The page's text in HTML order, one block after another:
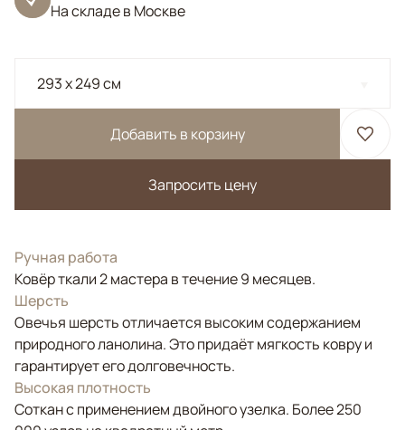
На складе в Москве
293 x 249 см
Добавить в корзину
Запросить цену
Ручная работа
Ковёр ткали 2 мастера в течение 9 месяцев.
Шерсть
Овечья шерсть отличается высоким содержанием
природного ланолина. Это придаёт мягкость ковру и
гарантирует его долговечность.
Высокая плотность
Соткан с применением двойного узелка. Более 250